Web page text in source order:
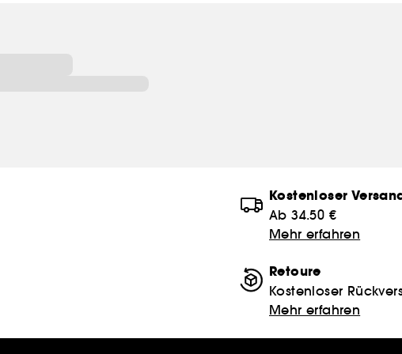
Kostenloser
Ab 34.50 €
Mehr erfahren
Retoure
Kostenloser
Mehr erfahren